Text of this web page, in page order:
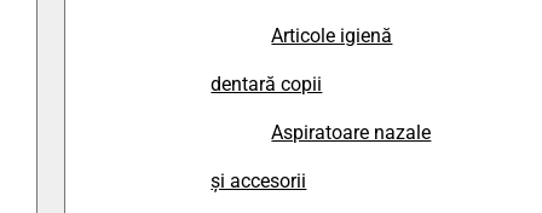
Articole igienă
dentară copii
Aspiratoare nazale
și accesorii